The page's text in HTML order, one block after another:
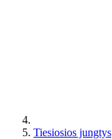
Tiesiosios jungtys